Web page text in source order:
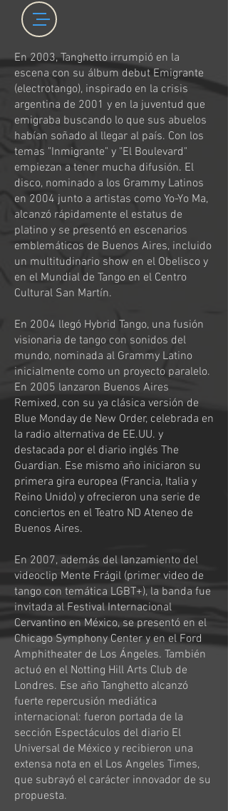
En 2003, Tanghetto irrumpió en la
escena con su álbum debut Emigrante
(electrotango), inspirado en la crisis
argentina de 2001 y en la juventud que
emigraba buscando lo que sus abuelos
habían soñado al llegar al país. Con los
temas "Inmigrante" y "El Boulevard"
empiezan a tener mucha difusión. El
disco, nominado a los Grammy Latinos
en 2004 junto a artistas como Yo-Yo Ma,
alcanzó rápidamente el estatus de
platino y se presentó en escenarios
emblemáticos de Buenos Aires, incluido
un multitudinario show en el Obelisco y
en el Mundial de Tango en el Centro
Cultural San Martín.
En 2004 llegó Hybrid Tango, una fusión
visionaria de tango con sonidos del
mundo, nominada al Grammy Latino
inicialmente como un proyecto paralelo.
En 2005 lanzaron Buenos Aires
Remixed, con su ya clásica versión de
Blue Monday de New Order, celebrada en
la radio alternativa de EE.UU. y
destacada por el diario inglés The
Guardian. Ese mismo año iniciaron su
primera gira europea (Francia, Italia y
Reino Unido) y ofrecieron una serie de
conciertos en el Teatro ND Ateneo de
Buenos Aires.
En 2007, además del lanzamiento del
videoclip Mente Frágil (primer video de
tango con temática LGBT+), la banda fue
invitada al Festival Internacional
Cervantino en México, se presentó en el
Chicago Symphony Center y en el Ford
Amphitheater de Los Ángeles. También
actuó en el Notting Hill Arts Club de
Londres. Ese año Tanghetto alcanzó
fuerte repercusión mediática
internacional: fueron portada de la
sección Espectáculos del diario El
Universal de México y recibieron una
extensa nota en el Los Angeles Times,
que subrayó el carácter innovador de su
propuesta.